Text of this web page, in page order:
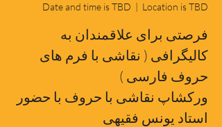
Date and time is TBD
  |
Location is TBD
فرصتی برای علاقمندان به
کالیگرافی ( نقاشی با فرم های
حروف فارسی )
ورکشاپ نقاشی با حروف با حضور
استاد یونس فقیهی